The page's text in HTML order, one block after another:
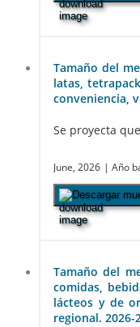
Tamaño del
latas,
conveniencia,
Se proyecta
June, 2026 | Año
Descargar
Tamaño del
comidas,
lácteos y de
regional. 2026-